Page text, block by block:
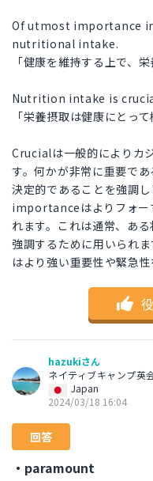
Of utmost importance
nutritional intake.
「健康を維持する上で、
Nutrition intake is
「栄養摂取は健康にとっ
Crucialは一般的によりカ
す。何かが非常に重要で
決定的であることを強調
importanceはよりフォー
れます。これは通常、あ
強調するために用いら
はより強い重要性や緊急性
hazukiさん
ネイティブキャンプ英
Japan
2024/03/18 16:04
回答
・paramount